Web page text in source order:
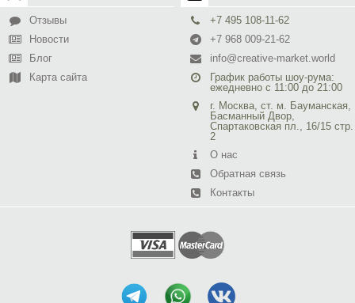
Отзывы
Новости
Блог
Карта сайта
+7 495 108-11-62
+7 968 009-21-62
info@creative-market.world
График работы шоу-рума:
ежедневно с 11:00 до 21:00
г. Москва, ст. м. Бауманская,
Басманный Двор,
Спартаковская пл., 16/15 стр.
2
О нас
Обратная связь
Контакты